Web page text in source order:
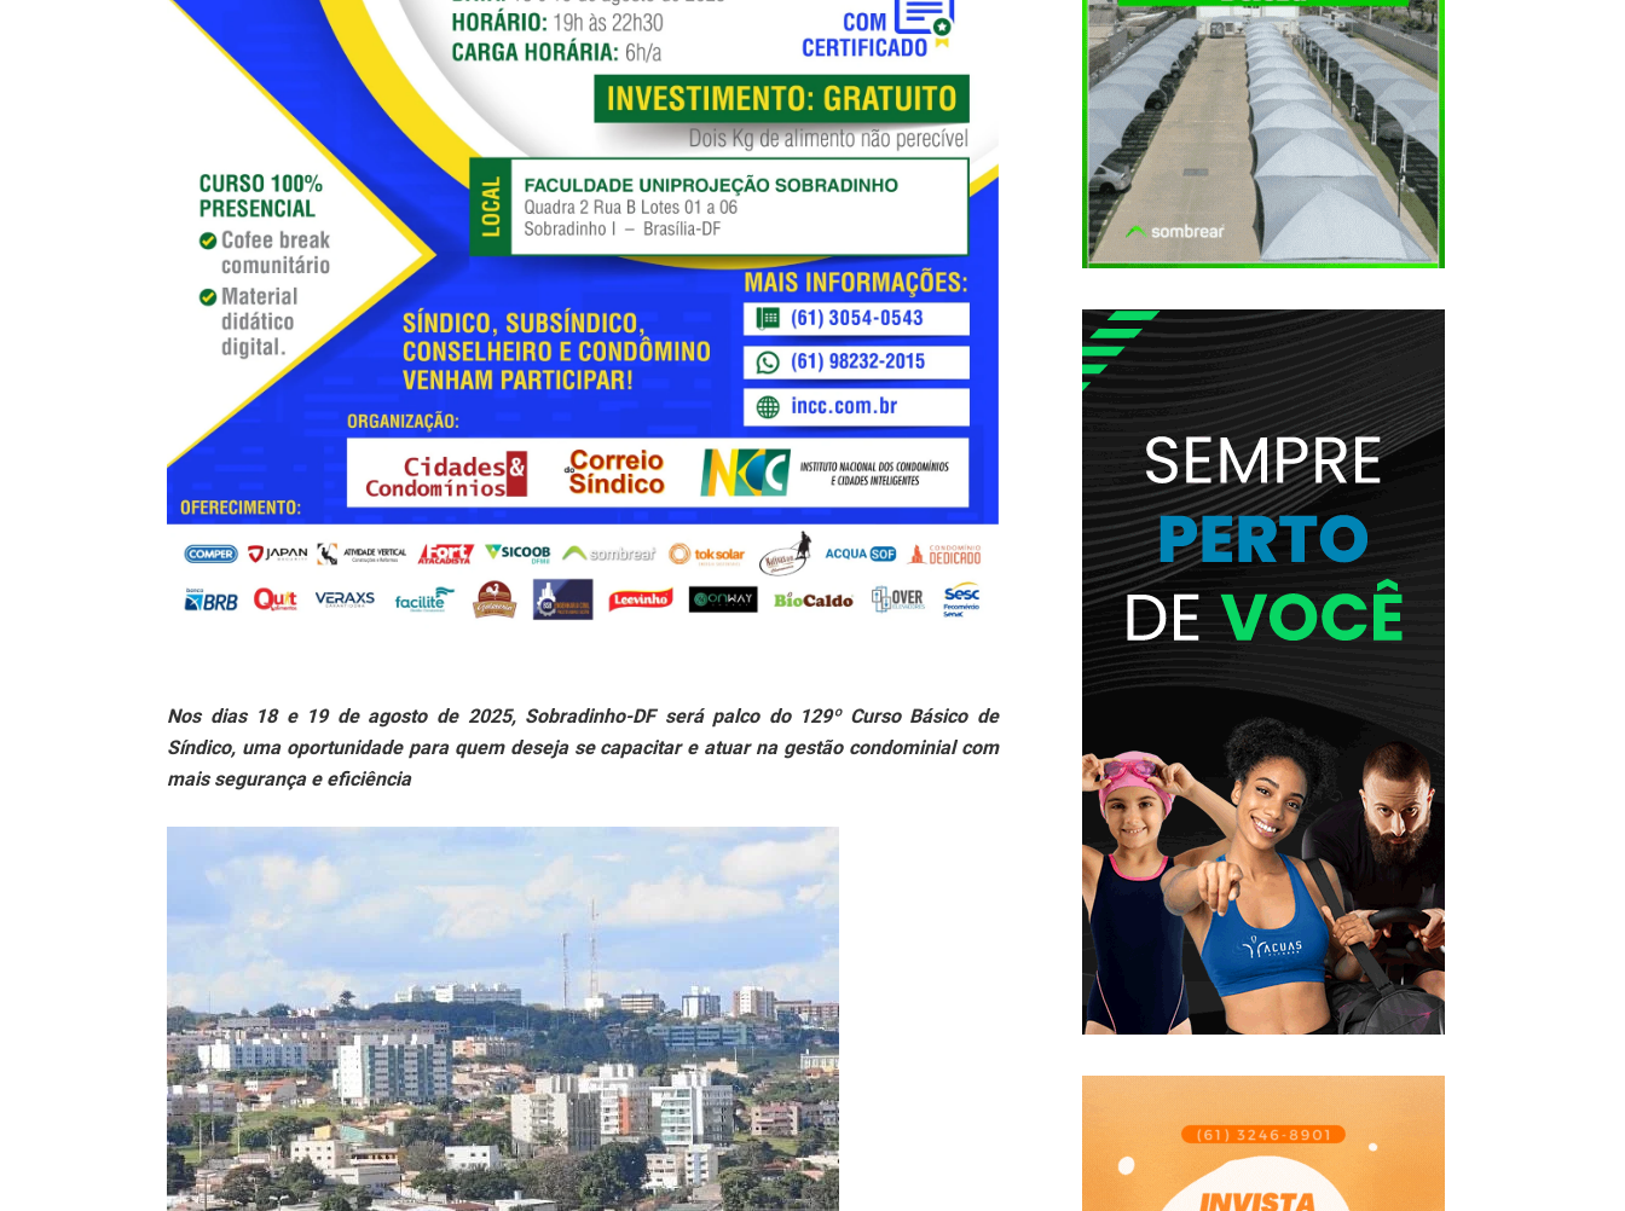
Nos dias 18 e 19 de agosto de 2025, Sobradinho-DF será palco do 129º Curso Básico de
Síndico, uma oportunidade para quem deseja se capacitar e atuar na gestão condominial com
mais segurança e eficiência